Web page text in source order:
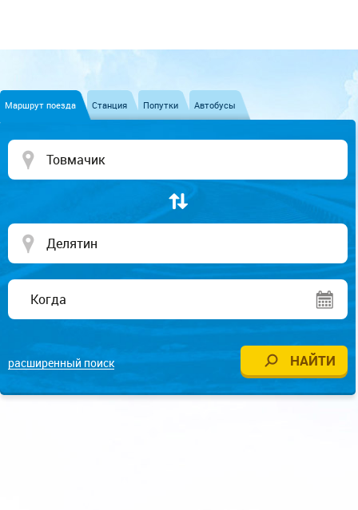
Маршрут поезда Станция Попутки Автобусы
расширенный поиск